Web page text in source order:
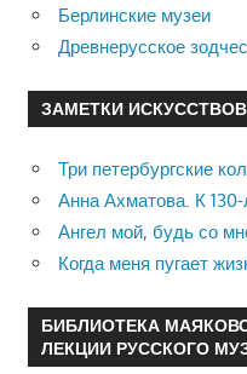
Берлинские музеи
Древнерусское
ЗАМЕТКИ
Три петербургские
Анна Ахматова. К
Ангел мой, будь со
Когда меня пугает
БИБЛИОТЕКА
ЛЕКЦИИ РУССКОГО